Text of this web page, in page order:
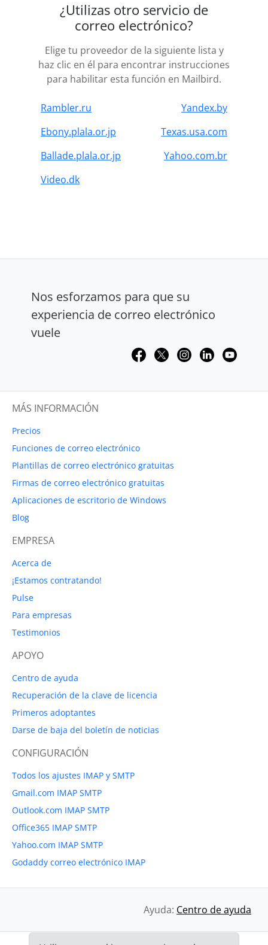
¿Utilizas otro servicio de
correo electrónico?
Elige tu proveedor de la siguiente lista y
haz clic en él para encontrar instrucciones
para habilitar esta función en Mailbird.
Rambler.ru
Yandex.by
Ebony.plala.or.jp
Texas.usa.com
Ballade.plala.or.jp
Yahoo.com.br
Video.dk
Nos esforzamos para que su
experiencia de correo electrónico
vuele
MÁS INFORMACIÓN
Precios
Funciones de correo electrónico
Plantillas de correo electrónico gratuitas
Firmas de correo electrónico gratuitas
Aplicaciones de escritorio de Windows
Blog
EMPRESA
Acerca de
¡Estamos contratando!
Pulse
Para empresas
Testimonios
APOYO
Centro de ayuda
Recuperación de la clave de licencia
Primeros adoptantes
Darse de baja del boletín de noticias
CONFIGURACIÓN
Todos los ajustes IMAP y SMTP
Gmail.com IMAP SMTP
Outlook.com IMAP SMTP
Office365 IMAP SMTP
Yahoo.com IMAP SMTP
Godaddy correo electrónico IMAP
Ayuda: Centro de ayuda